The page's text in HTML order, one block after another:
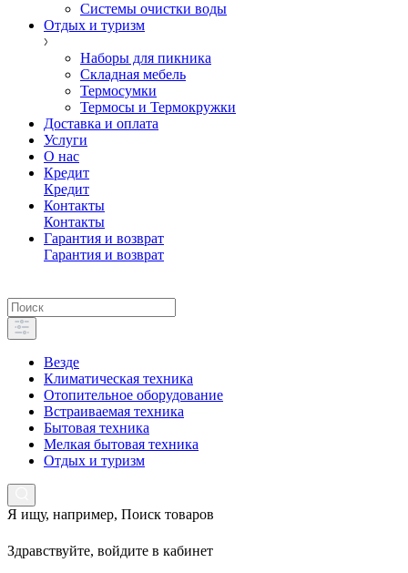
Системы очистки воды
Отдых и туризм
Наборы для пикника
Складная мебель
Термосумки
Термосы и Термокружки
Доставка и оплата
Услуги
О нас
Кредит
Кредит
Контакты
Контакты
Гарантия и возврат
Гарантия и возврат
Везде
Климатическая техника
Отопительное оборудование
Встраиваемая техника
Бытовая техника
Мелкая бытовая техника
Отдых и туризм
Я ищу, например, Поиск товаров
Здравствуйте, войдите в кабинет